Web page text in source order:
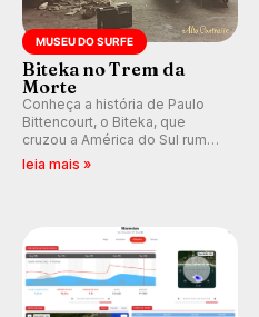
MUSEU DO SURFE
Biteka no Trem da
Morte
Conheça a história de Paulo
Bittencourt, o Biteka, que
cruzou a América do Sul rumo
ao Pacífico em uma jornada
leia mais »